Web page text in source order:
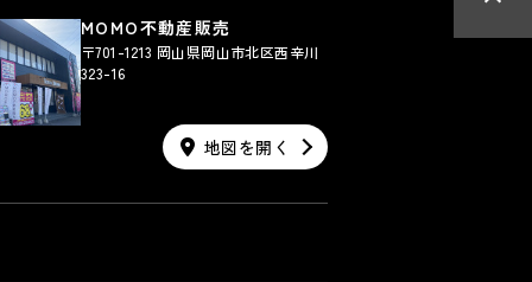
MOMO不動産販売
〒701-1213 岡山県岡山市北区西辛川
323-16
地図を開く